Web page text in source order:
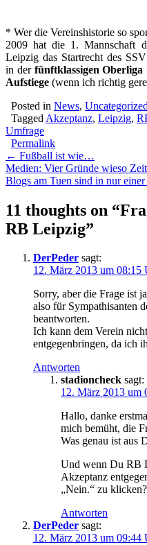
* Wer die Vereinshistorie so
2009 hat die 1. Mannschaft
Leipzig das Startrecht des
in der fünftklassigen Oberliga
Aufstiege (wenn ich richtig
Posted in News, Uncategorized
Tagged Akzeptanz, Leipzig,
Umfrage
Permalink
Post
navigation
← Fußball ist wie…
Medien: Vier Gründe wieso
Blogs am Tuen sind in nur
11 thoughts on “
RB Leipzig”
DerPeder sagt:
12. März 2013 um 08:15
Sorry, aber die Frage ist
also für Sympathisanten
beantworten.
Ich kann dem Verein
entgegenbringen, da ich
Antworten
stadioncheck sagt:
12. März 2013 um
Hallo, danke
mich bemüht, die
Was genau ist aus
Und wenn Du RB
Akzeptanz
„Nein.“ zu klicken?
Antworten
DerPeder sagt:
12. März 2013 um 09:44